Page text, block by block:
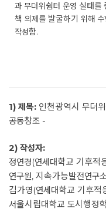
과 무더위쉼터 운영 실태를
책 의제를 발굴하기 위해
작성함.
1) 제목: 인천광역시 무더
공동창조 -
2) 작성자:
정연경(연세대학교 기후적
연구원, 지속가능발전연구
김가영(연세대학교 기후적
서울시립대학교 도시행정